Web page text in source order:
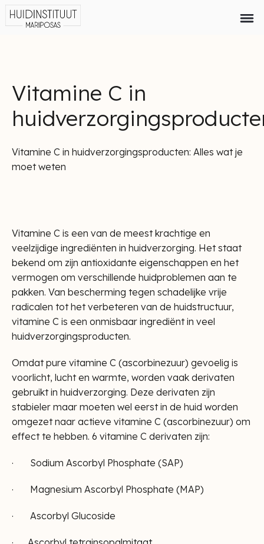
Vitamine C in
Vitamine C in huidverzorgingsproducten: Alles wat je
moet weten
Vitamine C is een van de meest krachtige en
veelzijdige ingrediënten in huidverzorging. Het staat
bekend om zijn antioxidante eigenschappen en het
vermogen om verschillende huidproblemen aan te
pakken. Van bescherming tegen schadelijke vrije
radicalen tot het verbeteren van de huidstructuur,
vitamine C is een onmisbaar ingrediënt in veel
huidverzorgingsproducten.
Omdat pure vitamine C (ascorbinezuur) gevoelig is
voorlicht, lucht en warmte, worden vaak derivaten
gebruikt in huidverzorging. Deze derivaten zijn
stabieler maar moeten wel eerst in de huid worden
omgezet naar actieve vitamine C (ascorbinezuur) om
effect te hebben. 6 vitamine C derivaten zijn:
· Sodium Ascorbyl Phosphate (SAP)
· Magnesium Ascorbyl Phosphate (MAP)
· Ascorbyl Glucoside